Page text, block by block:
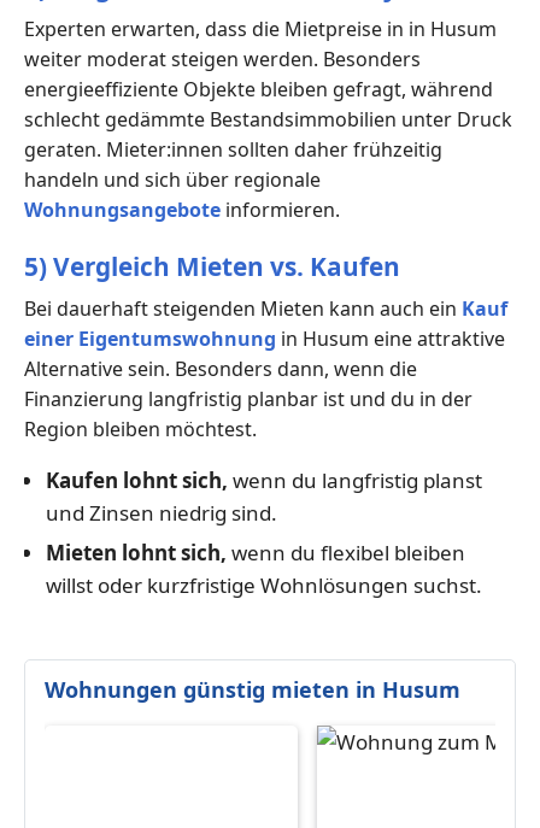
Experten erwarten, dass die Mietpreise in in Husum
weiter moderat steigen werden. Besonders
energieeffiziente Objekte bleiben gefragt, während
schlecht gedämmte Bestandsimmobilien unter Druck
geraten. Mieter:innen sollten daher frühzeitig
handeln und sich über regionale
Wohnungsangebote informieren.
5) Vergleich Mieten vs. Kaufen
Bei dauerhaft steigenden Mieten kann auch ein Kauf
einer Eigentumswohnung in Husum eine attraktive
Alternative sein. Besonders dann, wenn die
Finanzierung langfristig planbar ist und du in der
Region bleiben möchtest.
Kaufen lohnt sich, wenn du langfristig planst
und Zinsen niedrig sind.
Mieten lohnt sich, wenn du flexibel bleiben
willst oder kurzfristige Wohnlösungen suchst.
Wohnungen günstig mieten in Husum